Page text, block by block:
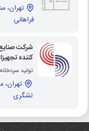
فراهانی
شرکت
کننده
تولید سردخانه
لشگری